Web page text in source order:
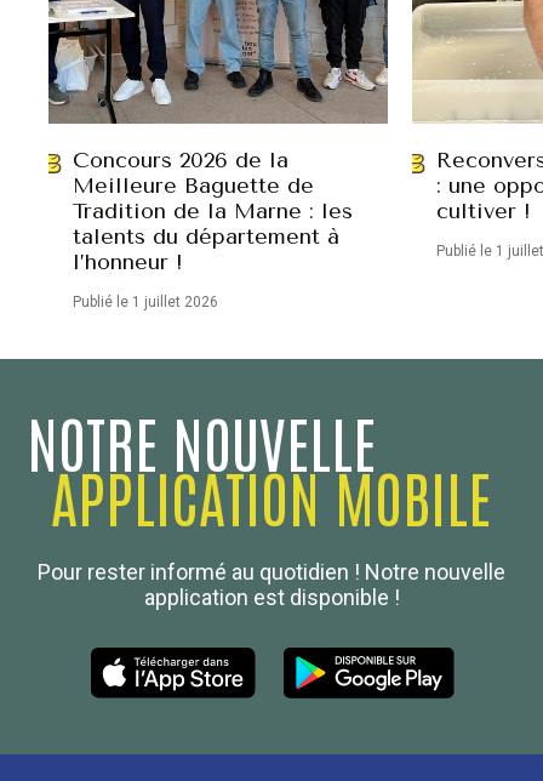
Concours 2026 de la
Meilleure Baguette de
Tradition de la Marne : les
talents du département à
l’honneur !
Publié le 1 juillet 2026
: une
cultiver !
Publié le 1
NOTRE NOUVELLE
APPLICATION MOBILE
Pour rester informé au quotidien ! Notre nouvelle
application est disponible !
Boulanger de France
Les Nouvelles de la Boulangerie-Pâtisserie Française
27, av d’Eylau - 75782 Paris Cédex 16
01 53 70 16 25